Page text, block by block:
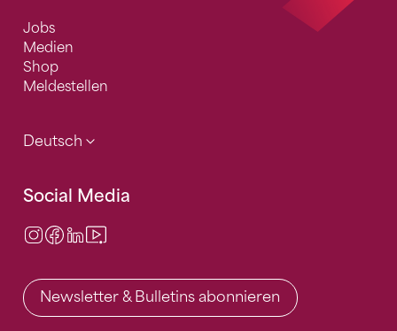
Jobs
Medien
Shop
Meldestellen
Deutsch
Social Media
Instagram
Facebook
LinkedIn
Newsletter & Bulletins abonnieren